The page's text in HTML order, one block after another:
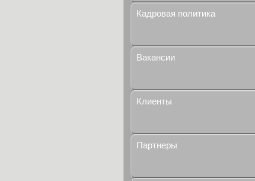
Кадровая политика
Вакансии
Клиенты
Партнеры